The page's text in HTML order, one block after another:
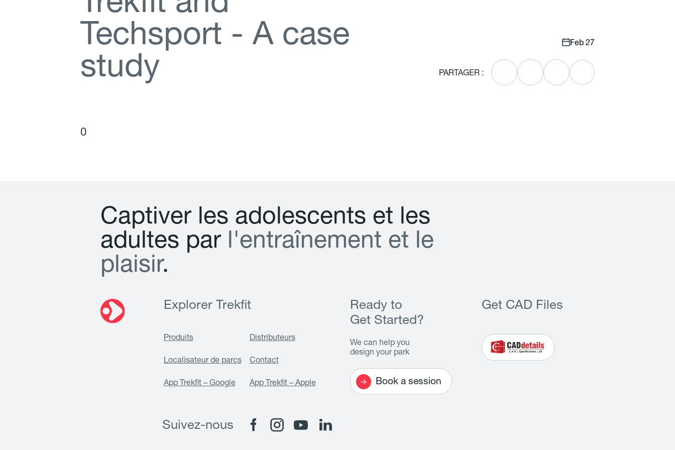
Techsport - A case
study
Feb 27
PARTAGER :
0
Captiver les adolescents et les
adultes par l'entraînement et le
plaisir.
Explorer Trekfit
Produits Distributeurs
Localisateur de parcs Contact
App Trekfit – Google App Trekfit – Apple
Ready to
Get Started?
We can help you
design your park
Book a session
Get CAD Files
Suivez-nous